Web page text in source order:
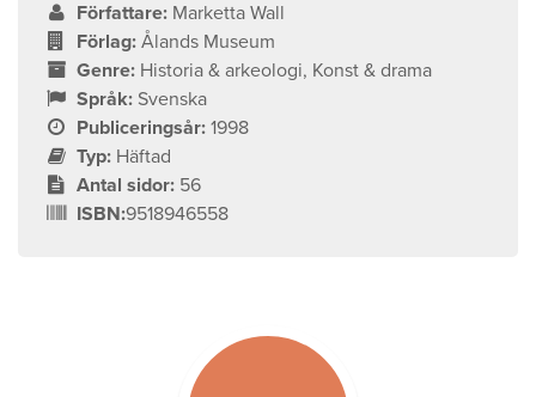
Författare: Marketta Wall
Förlag: Ålands Museum
Genre: Historia & arkeologi, Konst & drama
Språk: Svenska
Publiceringsår: 1998
Typ: Häftad
Antal sidor: 56
ISBN:9518946558